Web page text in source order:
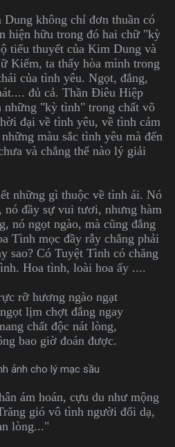
không chỉ đơn thuần có
hiện hữu trong đó hai chữ "kỳ
tiểu thuyết của Kim Dung và
Kiếm, ta thấy hòa mình trong
của tình yêu. Ngọt, đắng,
đủ cả. Thần Điêu Hiệp
những "kỳ tình" trong chất võ
đại về tình yêu, về tình cảm
màu sắc tình yêu mà đến
và chẳng thể nào lý giải
những gì thuộc về tình ái. Nó
nó đầy sự vui tươi, nhưng hàm
nó ngọt ngào, mà cũng đắng
Tình mọc đầy rẫy chẳng phải
sao? Có Tuyệt Tình có chăng
Hoa tình, loài hoa ấy ....
rỡ hương ngào ngạt
lịm chợt đắng ngay
chất độc nát lòng,
bao giờ đoán được.
ám hoán, cựu du như mộng
gió vô tình người đổi dạ,
lòng..."